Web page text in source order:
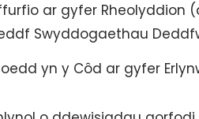
ar gyfer Rheolyddion
Swyddogaethau
yn y Côd ar gyfer